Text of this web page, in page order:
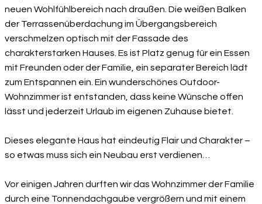
neuen Wohlfühlbereich nach draußen. Die weißen Balken
der Terrassenüberdachung im Übergangsbereich
verschmelzen optisch mit der Fassade des
charakterstarken Hauses. Es ist Platz genug für ein Essen
mit Freunden oder der Familie, ein separater Bereich lädt
zum Entspannen ein. Ein wunderschönes Outdoor-
Wohnzimmer ist entstanden, dass keine Wünsche offen
lässt und jederzeit Urlaub im eigenen Zuhause bietet.
Dieses elegante Haus hat eindeutig Flair und Charakter –
so etwas muss sich ein Neubau erst verdienen…
Vor einigen Jahren durften wir das Wohnzimmer der Familie
durch eine Tonnendachgaube vergrößern und mit einem